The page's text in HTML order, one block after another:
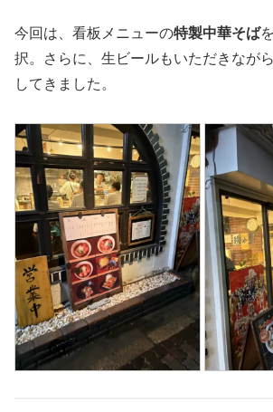
今回は、看板メニューの特製中華そば
択。さらに、生ビールもいただきなが
してきました。